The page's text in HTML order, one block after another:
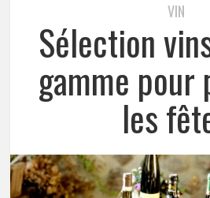
VIN
Sélection
gamme
les